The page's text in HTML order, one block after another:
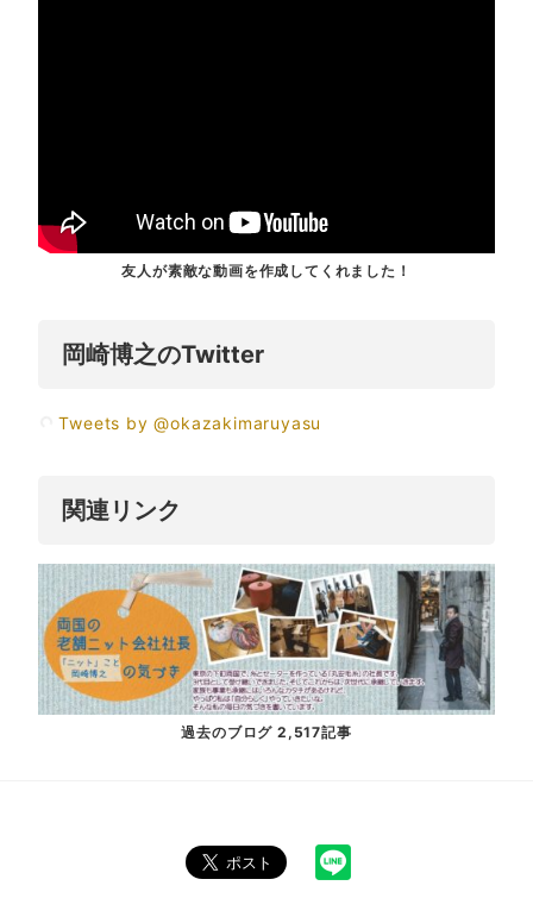
友人が素敵な動画を作成してくれました！
岡崎博之のTwitter
Tweets by @okazakimaruyasu
関連リンク
過去のブログ 2,517記事